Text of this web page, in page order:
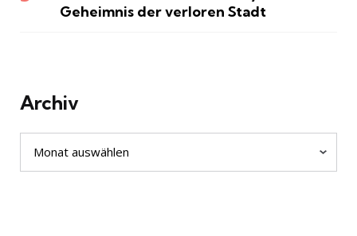
Geheimnis der verloren Stadt
Archiv
Archiv